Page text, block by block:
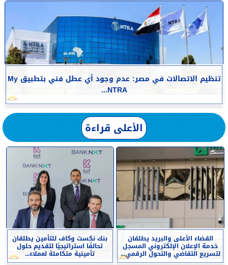
تنظيم الاتصالات في مصر: عدم وجود أي عطل فني بتطبيق My
NTRA...
الأعلى قراءة
القضاء الأعلى والبريد يطلقان
خدمة الإعلان الإلكتروني المسجل
لتسريع التقاضي والتحول الرقمي...
بنك نكست وكاف للتأمين يطلقان
تحالفًا استراتيجيًا لتقديم حلول
تأمينية متكاملة لعملاء...